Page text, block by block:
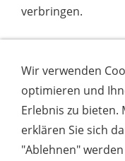
verbringen.
entfernte
eventuelle
Europa-Park Rust
und das nicht
Wir verwenden
optimieren und
Erlebnis zu bieten.
erklären Sie sich
"Ablehnen"